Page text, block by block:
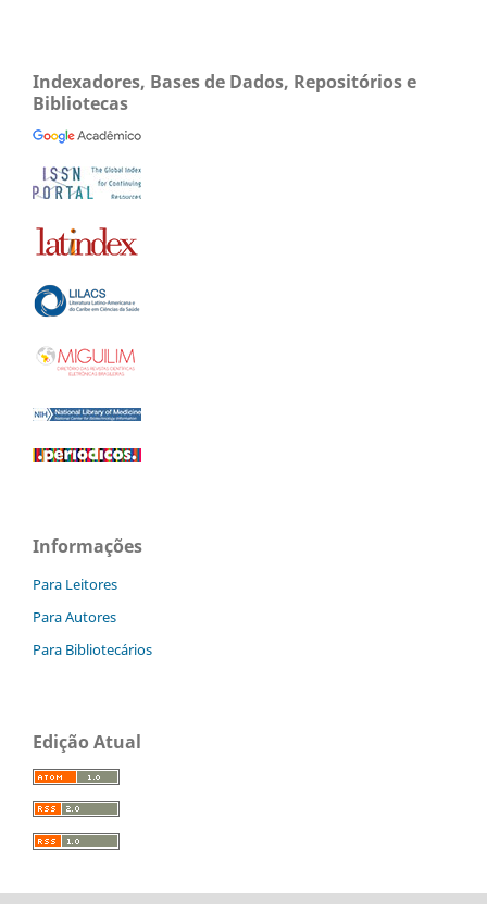
Indexadores, Bases de Dados, Repositórios e
Bibliotecas
Informações
Para Leitores
Para Autores
Para Bibliotecários
Edição Atual